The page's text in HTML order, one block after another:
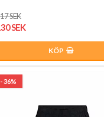
SEK
SEK
KÖP
- 36%